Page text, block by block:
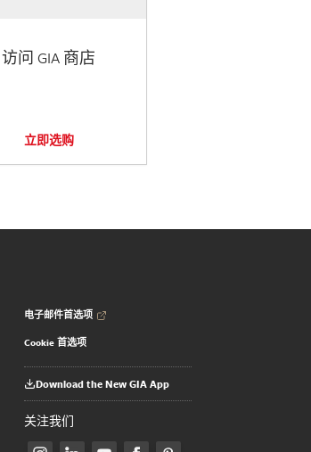
访问 GIA 商店
立即选购
电子邮件首选项
Cookie 首选项
Download the New GIA App
关注我们